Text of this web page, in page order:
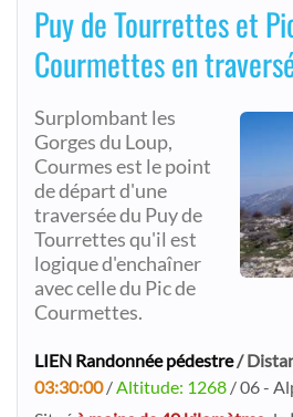
Puy de Tourrettes et
Courmettes en
Surplombant les
Gorges du Loup,
Courmes est le point
de départ d'une
traversée du Puy de
Tourrettes qu'il est
logique d'enchaîner
avec celle du Pic de
Courmettes.
LIEN Randonnée pédestre/
03:30:00/Altitude: 1268 / 06 -